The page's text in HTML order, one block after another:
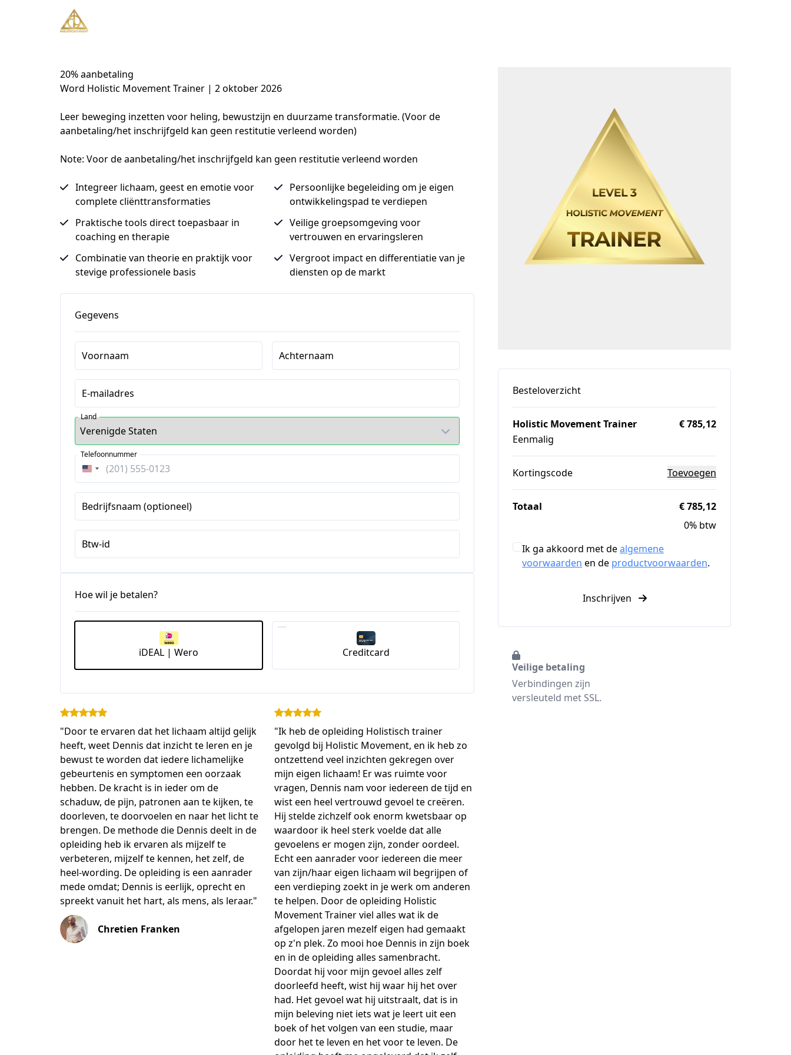
20% aanbetaling
Word Holistic Movement Trainer | 2 oktober 2026
Leer beweging inzetten voor heling, bewustzijn en duurzame transformatie. (Voor de
aanbetaling/het inschrijfgeld kan geen restitutie verleend worden)
Note: Voor de aanbetaling/het inschrijfgeld kan geen restitutie verleend worden
Integreer lichaam, geest en emotie voor
complete cliënttransformaties
Persoonlijke begeleiding om je eigen
ontwikkelingspad te verdiepen
Praktische tools direct toepasbaar in
coaching en therapie
Veilige groepsomgeving voor
vertrouwen en ervaringsleren
Combinatie van theorie en praktijk voor
stevige professionele basis
Vergroot impact en differentiatie van je
diensten op de markt
Gegevens
Voornaam Achternaam
E-mailadres
Land
Verenigde
Staten
+1
Telefoonnummer
Bedrijfsnaam (optioneel)
Btw-id
Hoe wil je betalen?
iDEAL | Wero Creditcard
"Door te ervaren dat het lichaam altijd gelijk
heeft, weet Dennis dat inzicht te leren en je
bewust te worden dat iedere lichamelijke
gebeurtenis en symptomen een oorzaak
hebben. De kracht is in ieder om de
schaduw, de pijn, patronen aan te kijken, te
doorleven, te doorvoelen en naar het licht te
brengen. De methode die Dennis deelt in de
opleiding heb ik ervaren als mijzelf te
verbeteren, mijzelf te kennen, het zelf, de
heel-wording. De opleiding is een aanrader
mede omdat; Dennis is eerlijk, oprecht en
spreekt vanuit het hart, als mens, als leraar."
Chretien Franken
"Ik heb de opleiding Holistisch trainer
gevolgd bij Holistic Movement, en ik heb zo
ontzettend veel inzichten gekregen over
mijn eigen lichaam! Er was ruimte voor
vragen, Dennis nam voor iedereen de tijd en
wist een heel vertrouwd gevoel te creëren.
Hij stelde zichzelf ook enorm kwetsbaar op
waardoor ik heel sterk voelde dat alle
gevoelens er mogen zijn, zonder oordeel.
Echt een aanrader voor iedereen die meer
van zijn/haar eigen lichaam wil begrijpen of
een verdieping zoekt in je werk om anderen
te helpen. Door de opleiding Holistic
Movement Trainer viel alles wat ik de
afgelopen jaren mezelf eigen had gemaakt
op z'n plek. Zo mooi hoe Dennis in zijn boek
en in de opleiding alles samenbracht.
Doordat hij voor mijn gevoel alles zelf
doorleefd heeft, wist hij waar hij het over
had. Het gevoel wat hij uitstraalt, dat is in
mijn beleving niet iets wat je leert uit een
boek of het volgen van een studie, maar
door het te leven en het voor te leven. De
Besteloverzicht
Holistic Movement Trainer
Eenmalig
€ 785,12
Kortingscode Toevoegen
Totaal
€ 785,12
0% btw
Ik ga akkoord met dealgemene
voorwaarden en de productvoorwaarden.
Inschrijven
Veilige betaling
Verbindingen zijn
versleuteld met SSL.